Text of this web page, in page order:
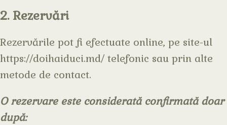
2. Rezervări
Rezervările pot fi efectuate online, pe site-ul
https://doihaiduci.md/ telefonic sau prin alte
metode de contact.
O rezervare este considerată confirmată doar
după: